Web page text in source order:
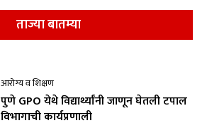
ताज्या बातम्या
आरोग्य व शिक्षण
पुणे GPO येथे विद्यार्थ्यांनी जाणून घेतली टपाल
विभागाची कार्यप्रणाली